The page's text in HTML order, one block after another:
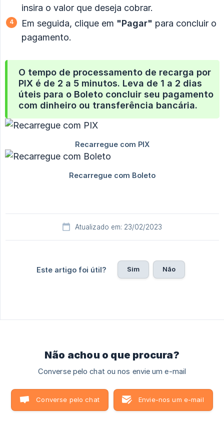
insira o valor que deseja cobrar.
Em seguida, clique em "Pagar" para concluir o
pagamento.
O tempo de processamento de recarga por
PIX é de 2 a 5 minutos. Leva de 1 a 2 dias
úteis para o Boleto concluir seu pagamento
com dinheiro ou transferência bancária.
Atualizado em: 23/02/2023
Este artigo foi útil? Sim Não
Não achou o que procura?
Converse pelo chat ou nos envie um e-mail
Converse pelo chat Envie-nos um e-mail